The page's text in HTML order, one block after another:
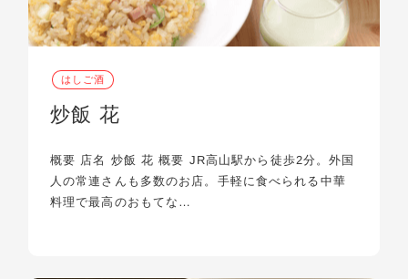
はしご酒
炒飯 花
概要 店名 炒飯 花 概要 JR高山駅から徒歩2分。外国
人の常連さんも多数のお店。手軽に食べられる中華
料理で最高のおもてな…